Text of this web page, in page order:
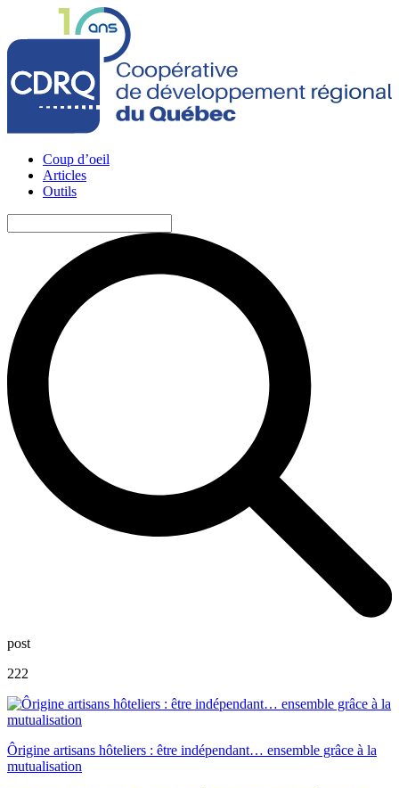
Coup d’oeil
Articles
Outils
post
222
Ôrigine artisans hôteliers : être indépendant… ensemble grâce à la
mutualisation